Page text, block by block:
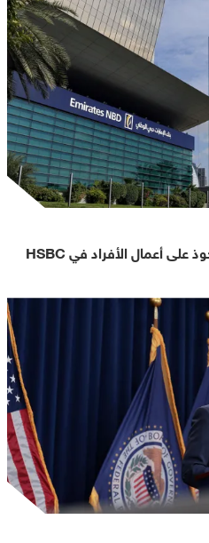
الإمارات دبي الوطني مصر يستحوذ على أعمال الأفراد في HSBC